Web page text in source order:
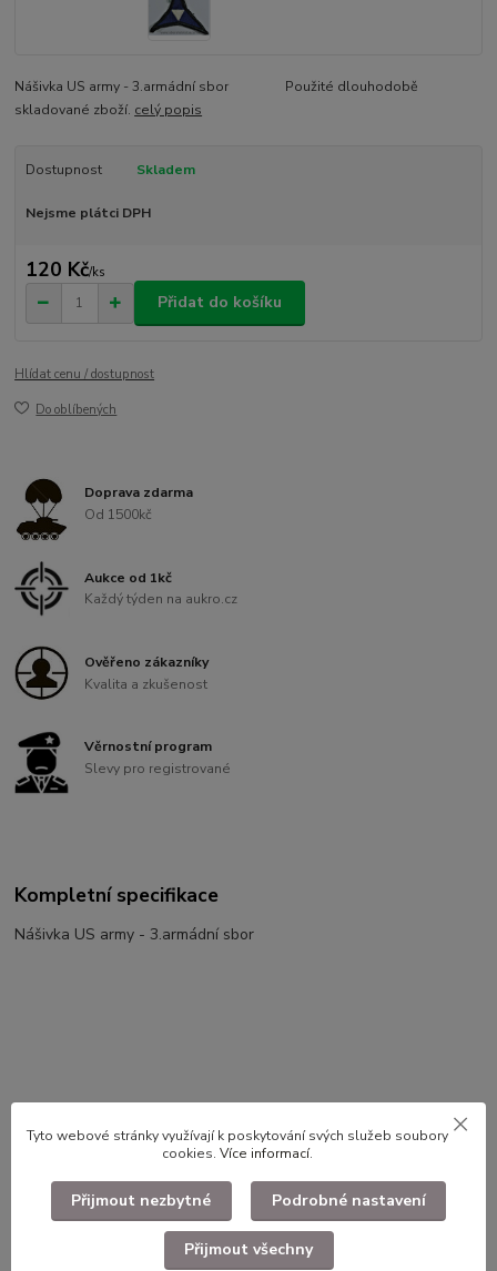
Nášivka US army - 3.armádní sbor Použité dlouhodobě
skladované zboží. celý popis
Dostupnost Skladem
Nejsme plátci DPH
120 Kč/ks
Přidat do košíku
Hlídat cenu / dostupnost
Do oblíbených
Doprava zdarma
Od 1500kč
Aukce od 1kč
Každý týden na aukro.cz
Ověřeno zákazníky
Kvalita a zkušenost
Věrnostní program
Slevy pro registrované
Kompletní specifikace
Nášivka US army - 3.armádní sbor
Tyto webové stránky využívají k poskytování svých služeb soubory
cookies. Více informací.
Přijmout nezbytné Podrobné nastavení
Přijmout všechny